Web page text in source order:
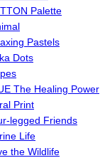
Palette
Pastels
Dots
The Healing Power
Print
legged Friends
Life
the Wildlife